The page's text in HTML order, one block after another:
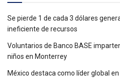
Se pierde 1 de cada 3 dólares
ineficiente de recursos
Voluntarios de Banco BASE
niños en Monterrey
México destaca como líder global